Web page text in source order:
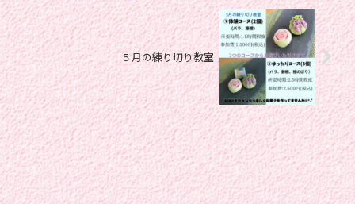
５月の練り切り教室